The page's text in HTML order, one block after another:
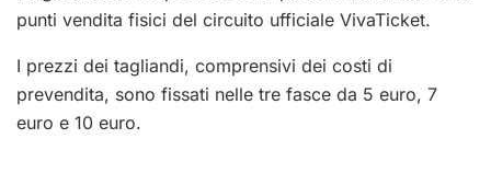
punti vendita fisici del circuito ufficiale VivaTicket.
I prezzi dei tagliandi, comprensivi dei costi di
prevendita, sono fissati nelle tre fasce da 5 euro, 7
euro e 10 euro.